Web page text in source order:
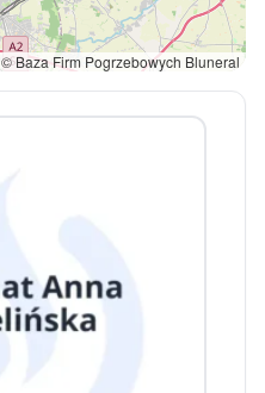
© Baza Firm Pogrzebowych Bluneral